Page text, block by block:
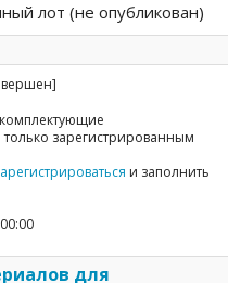
лот (не опубликован)
зарегистрированным
и заполнить
для